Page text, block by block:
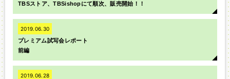
TBSストア、TBSishopにて順次、販売開始！！
2019.06.30
プレミアム試写会レポート
前編
2019.06.28